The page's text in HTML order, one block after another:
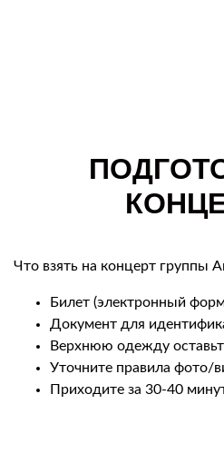
Что взять на концерт группы
Билет (электронный
Документ для
Верхнюю одежду
Уточните правила фото/
Приходите за 30-40